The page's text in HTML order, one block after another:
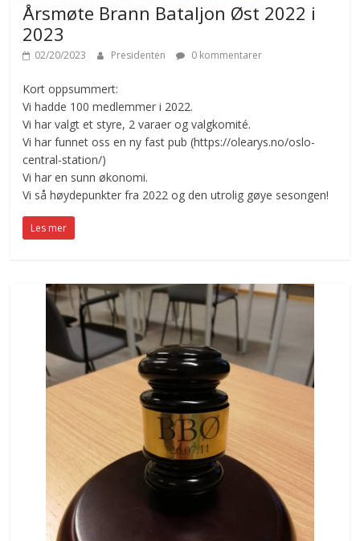
Årsmøte Brann Bataljon Øst 2022 i
2023
02/20/2023 Presidenten 0 kommentarer
Kort oppsummert:
Vi hadde 100 medlemmer i 2022.
Vi har valgt et styre, 2 varaer og valgkomité.
Vi har funnet oss en ny fast pub (https://olearys.no/oslo-
central-station/)
Vi har en sunn økonomi.
Vi så høydepunkter fra 2022 og den utrolig gøye sesongen!
Les mer